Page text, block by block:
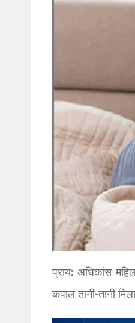
प्राय: अधिकांस
कपाल तानी-तानी